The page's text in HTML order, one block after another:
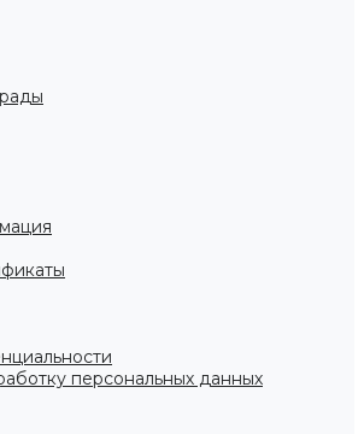
персональных данных